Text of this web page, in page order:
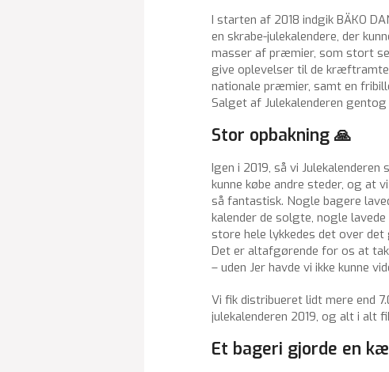
I starten af 2018 indgik BÄKO
en skrabe-julekalendere, der
masser af præmier, som stort
give oplevelser til de kræftramte
nationale præmier, samt en
Salget af Julekalenderen
Stor opbakning 🙏
Igen i 2019, så vi
kunne købe andre steder, og
så fantastisk. Nogle bagere
kalender de solgte, nogle
store hele lykkedes det over
Det er altafgørende for os at
– uden Jer havde vi ikke kunne
Vi fik distribueret lidt mere end
julekalenderen 2019, og alt i alt
Et bageri gjorde en